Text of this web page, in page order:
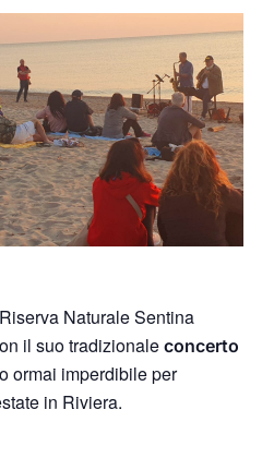
Naturale Sentina
il suo tradizionaleconcerto
ormai imperdibile per
in Riviera.